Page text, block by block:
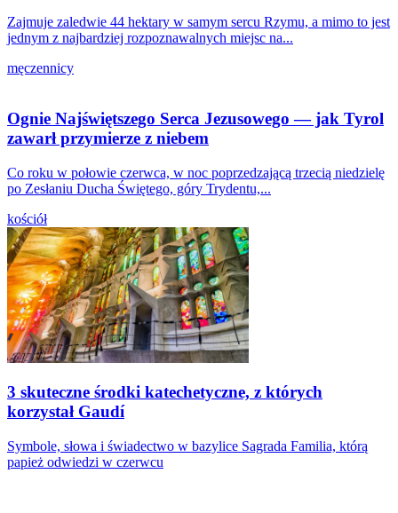
Zajmuje zaledwie 44 hektary w samym sercu Rzymu, a mimo to jest
jednym z najbardziej rozpoznawalnych miejsc na...
męczennicy
Ognie Najświętszego Serca Jezusowego — jak Tyrol
zawarł przymierze z niebem
Co roku w połowie czerwca, w noc poprzedzającą trzecią niedzielę
po Zesłaniu Ducha Świętego, góry Trydentu,...
kościół
3 skuteczne środki katechetyczne, z których
korzystał Gaudí
Symbole, słowa i świadectwo w bazylice Sagrada Familia, którą
papież odwiedzi w czerwcu